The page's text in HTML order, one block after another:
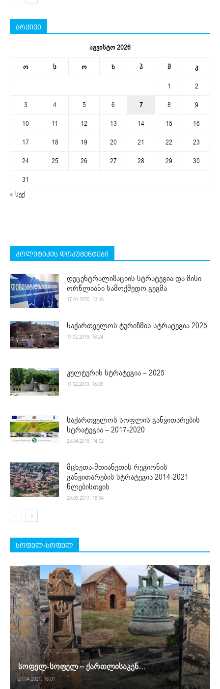
არქივი
აგვისტო 2026
ო ს ო ხ პ შ კ
1
2
3
4 5 6 7 8
9
10
11 12 13 14 15
16
17
18 19 20 21 22
23
24
25 26 27 28 29
30
31
« სექ
პოლიტიკის დოკუმენტები
დეცენტრალიზაციის სტრატეგია და მისი
ორწლიანი სამოქმედო გეგმა
17.01.2020. 13:16
საქართველოს ტურიზმის სტრატეგია 2025
11.02.2019. 18:24
კულტურის სტრატეგია – 2025
11.02.2019. 18:09
საქართველოს სოფლის განვითარების
სტრატეგია – 2017-2020
23.04.2018. 14:02
მცხეთა-მთიანეთის რეგიონის
განვითარების სტრატეგია 2014-2021
წლებისთვის
20.09.2017. 18:34
სოფელ-სოფელ
სოფელ-სოფელ – ქართლისაკენ…
21.04.2021. 18:01